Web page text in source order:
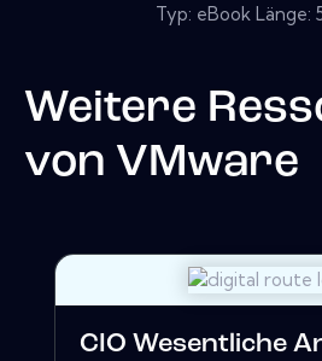
Typ: eBook Länge:
Weitere
von VMware
CIO Wesentliche